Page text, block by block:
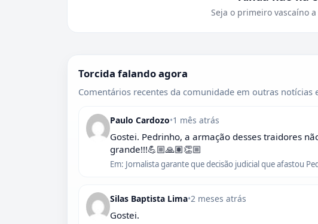
Seja o primeiro vascaíno
Torcida falando agora
Comentários recentes da comunidade em outras notícias
Paulo Cardozo•1 mês atrás
Gostei. Pedrinho, a armação desses traidores
grande!!!💪🏼🙏🏽👏🏼
Em: Jornalista garante que decisão judicial que afastou
Silas Baptista Lima•2 meses atrás
Gostei.